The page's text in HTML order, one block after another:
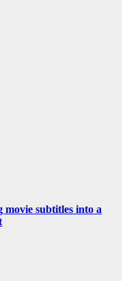
subtitles into a